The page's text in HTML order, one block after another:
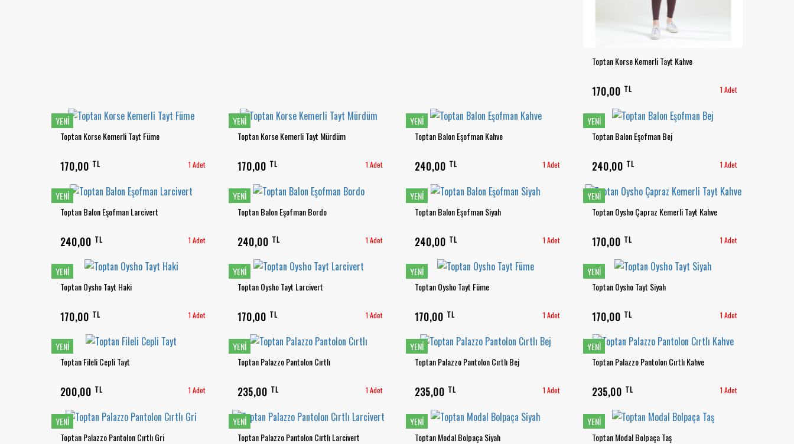
Toptan Korse Kemerli Tayt Kahve
170,00 TL 1 Adet
YENI
Toptan Korse Kemerli Tayt Füme
170,00 TL 1 Adet
YENI
Toptan Korse Kemerli Tayt Mürdüm
170,00 TL 1 Adet
YENI
Toptan Balon Eşofman Kahve
240,00 TL 1 Adet
YENI
Toptan Balon Eşofman Bej
240,00 TL 1 Adet
YENI
Toptan Balon Eşofman Larcivert
240,00 TL 1 Adet
YENI
Toptan Balon Eşofman Bordo
240,00 TL 1 Adet
YENI
Toptan Balon Eşofman Siyah
240,00 TL 1 Adet
YENI
Toptan Oysho Çapraz Kemerli Tayt Kahve
170,00 TL 1 Adet
YENI
Toptan Oysho Tayt Haki
170,00 TL 1 Adet
YENI
Toptan Oysho Tayt Larcivert
170,00 TL 1 Adet
YENI
Toptan Oysho Tayt Füme
170,00 TL 1 Adet
YENI
Toptan Oysho Tayt Siyah
170,00 TL 1 Adet
YENI
Toptan Fileli Cepli Tayt
200,00 TL 1 Adet
YENI
Toptan Palazzo Pantolon Cırtlı
235,00 TL 1 Adet
YENI
Toptan Palazzo Pantolon Cırtlı Bej
235,00 TL 1 Adet
YENI
Toptan Palazzo Pantolon Cırtlı Kahve
235,00 TL 1 Adet
YENI
Toptan Palazzo Pantolon Cırtlı Gri
YENI
Toptan Palazzo Pantolon Cırtlı Larcivert
YENI
Toptan Modal Bolpaça Siyah
YENI
Toptan Modal Bolpaça Taş